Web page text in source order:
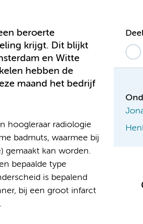
beroerte
krijgt. Dit blijkt
en Witte
hebben de
maand het bedrijf
hoogleraar radiologie
badmuts, waarmee bij
gemaakt kan worden.
bepaalde type
is bepalend
bij een groot infarct